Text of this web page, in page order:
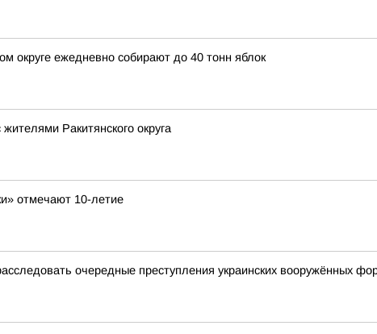
округе ежедневно собирают до 40 тонн яблок
Ракитянского округа
отмечают 10-летие
очередные преступления украинских вооружённых